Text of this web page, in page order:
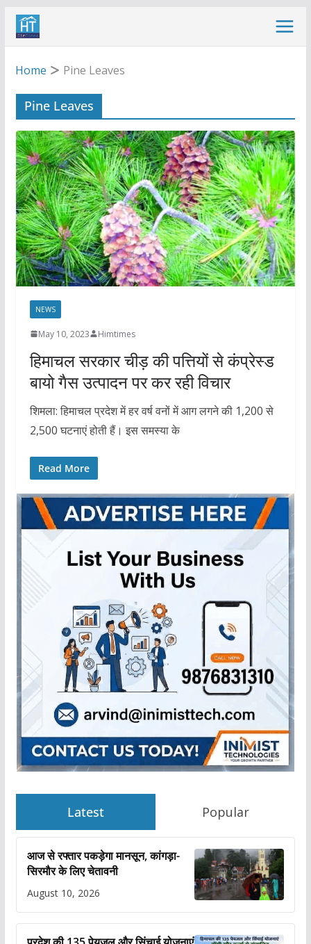
Skip
Home
Pine Leaves
Pine Leaves
NEWS
May 10, 2023 Himtimes
हिमाचल सरकार चीड़ की पत्तियों से कंप्रेस्ड
बायो गैस उत्पादन पर कर रही विचार
शिमला: हिमाचल प्रदेश में हर वर्ष वनों में आग लगने की 1,200 से
2,500 घटनाएं होती हैं। इस समस्या के
Read More
Latest Popular
आज से रफ्तार पकड़ेगा मानसून, कांगड़ा-
सिरमौर के लिए चेतावनी
August 10, 2026